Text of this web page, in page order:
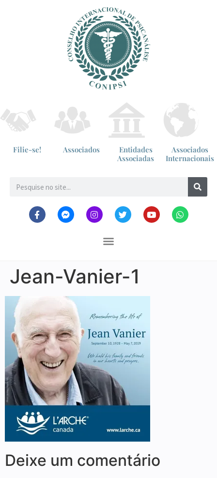
Filie-se! Associados
Entidades
Associadas
Associados
Internacionais
Jean-Vanier-1
Deixe um comentário